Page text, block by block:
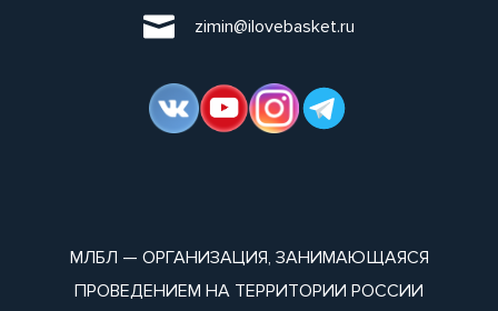
zimin@ilovebasket.ru
МЛБЛ — ОРГАНИЗАЦИЯ, ЗАНИМАЮЩАЯСЯ
ПРОВЕДЕНИЕМ НА ТЕРРИТОРИИ РОССИИ